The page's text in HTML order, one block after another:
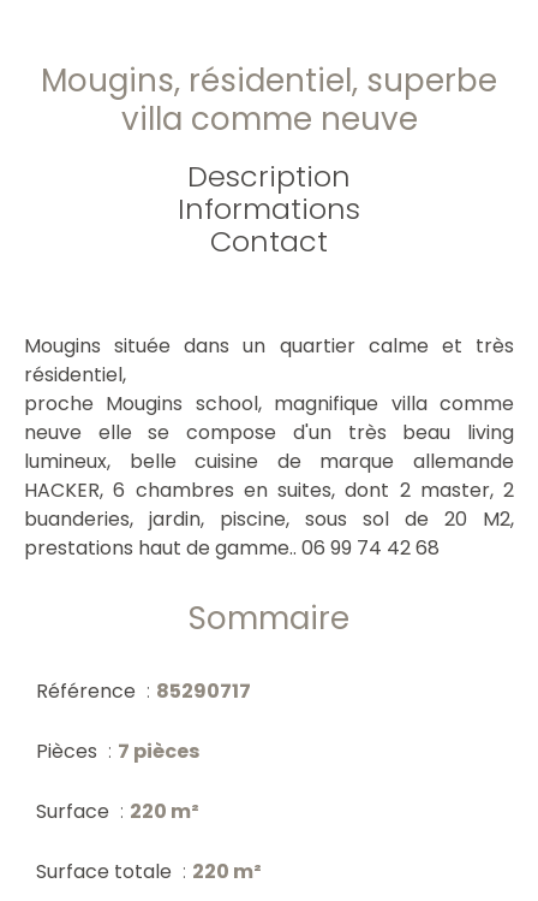
Mougins, résidentiel, superbe
villa comme neuve
Description
Informations
Contact
Mougins située dans un quartier calme et très
résidentiel,
proche Mougins school, magnifique villa comme
neuve elle se compose d'un très beau living
lumineux, belle cuisine de marque allemande
HACKER, 6 chambres en suites, dont 2 master, 2
buanderies, jardin, piscine, sous sol de 20 M2,
prestations haut de gamme.. 06 99 74 42 68
Sommaire
Référence 85290717
Pièces 7 pièces
Surface 220 m²
Surface totale 220 m²